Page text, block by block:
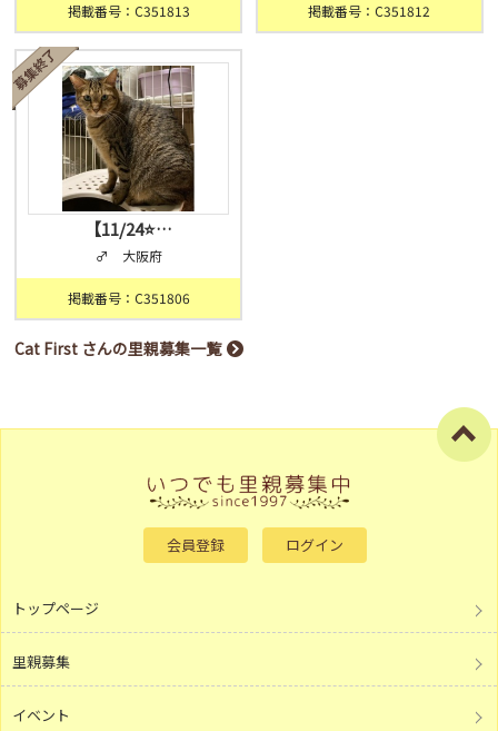
掲載番号：C351813 掲載番号：C351812
【11/24⭐️…
♂ 大阪府
掲載番号：C351806
Cat First さんの里親募集一覧
会員登録 ログイン
トップページ
里親募集
イベント